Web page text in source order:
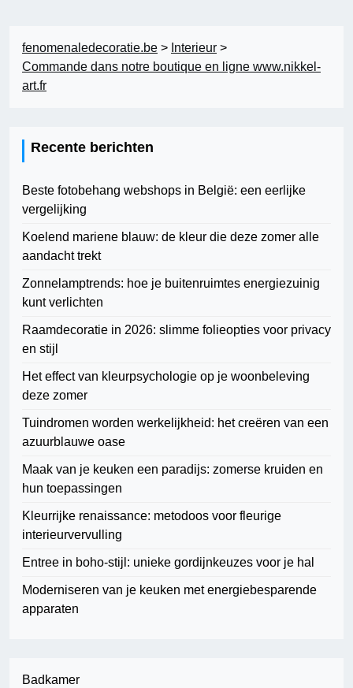
fenomenaledecoratie.be > Interieur >
Commande dans notre boutique en ligne www.nikkel-
art.fr
Recente berichten
Beste fotobehang webshops in België: een eerlijke
vergelijking
Koelend mariene blauw: de kleur die deze zomer alle
aandacht trekt
Zonnelamptrends: hoe je buitenruimtes energiezuinig
kunt verlichten
Raamdecoratie in 2026: slimme folieopties voor privacy
en stijl
Het effect van kleurpsychologie op je woonbeleving
deze zomer
Tuindromen worden werkelijkheid: het creëren van een
azuurblauwe oase
Maak van je keuken een paradijs: zomerse kruiden en
hun toepassingen
Kleurrijke renaissance: metodoos voor fleurige
interieurvervulling
Entree in boho-stijl: unieke gordijnkeuzes voor je hal
Moderniseren van je keuken met energiebesparende
apparaten
Badkamer